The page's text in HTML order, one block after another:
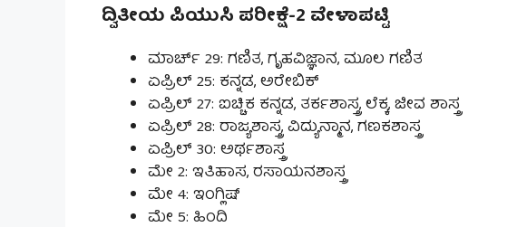
ದ್ವಿತೀಯ ಪಿಯುಸಿ ಪರೀಕ್ಷೆ-2 ವೇಳಾಪಟ್ಟಿ
ಮಾರ್ಚ್ 29: ಗಣಿತ, ಗೃಹವಿಜ್ಞಾನ, ಮೂಲ ಗಣಿತ
ಏಪ್ರಿಲ್ 25: ಕನ್ನಡ, ಅರೇಬಿಕ್
ಏಪ್ರಿಲ್ 27: ಐಚ್ಚಿಕ ಕನ್ನಡ, ತರ್ಕಶಾಸ್ತ್ರ, ಲೆಕ್ಕ, ಜೀವ ಶಾಸ್ತ್ರ
ಏಪ್ರಿಲ್ 28: ರಾಜ್ಯಶಾಸ್ತ್ರ, ವಿದ್ಯುನ್ಮಾನ, ಗಣಕಶಾಸ್ತ್ರ
ಏಪ್ರಿಲ್ 30: ಅರ್ಥಶಾಸ್ತ್ರ
ಮೇ 2: ಇತಿಹಾಸ, ರಸಾಯನಶಾಸ್ತ್ರ
ಮೇ 4: ಇಂಗ್ಲಿಷ್
ಮೇ 5: ಹಿಂದಿ